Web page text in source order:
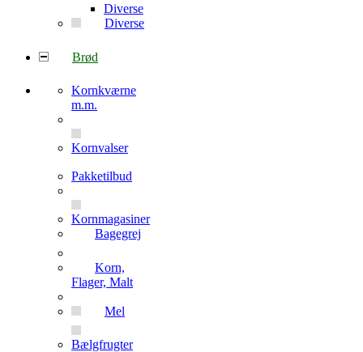
Diverse
Diverse
Brød
Kornkværne
m.m.
Kornvalser
Pakketilbud
Kornmagasiner
Bagegrej
Korn,
Flager, Malt
Mel
Bælgfrugter